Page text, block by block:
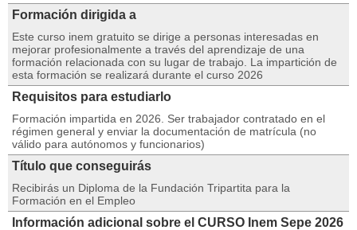
Formación dirigida a
Este curso inem gratuito se dirige a personas interesadas en
mejorar profesionalmente a través del aprendizaje de una
formación relacionada con su lugar de trabajo. La impartición de
esta formación se realizará durante el curso 2026
Requisitos para estudiarlo
Formación impartida en 2026. Ser trabajador contratado en el
régimen general y enviar la documentación de matrícula (no
válido para autónomos y funcionarios)
Título que conseguirás
Recibirás un Diploma de la Fundación Tripartita para la
Formación en el Empleo
Información adicional sobre el CURSO Inem Sepe 2026